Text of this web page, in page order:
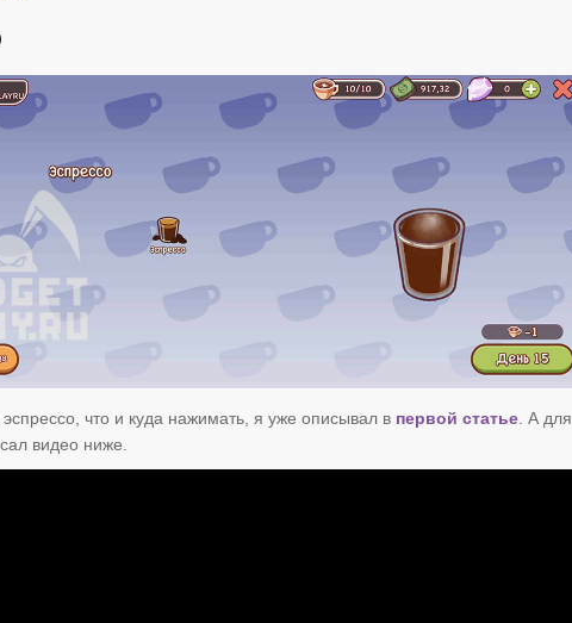
эспрессо, что и куда нажимать, я уже описывал в первой статье . А для
видео ниже.